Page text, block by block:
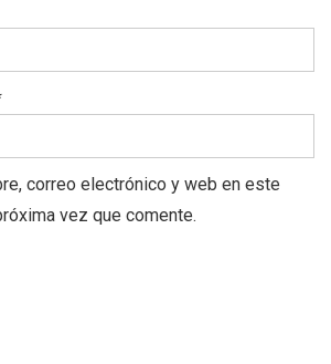
correo electrónico y web en este
vez que comente.